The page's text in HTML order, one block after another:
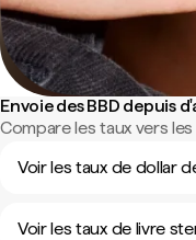
Envoie des BBD depuis
Compare les taux vers
Voir les taux de dollar
Voir les taux de livre